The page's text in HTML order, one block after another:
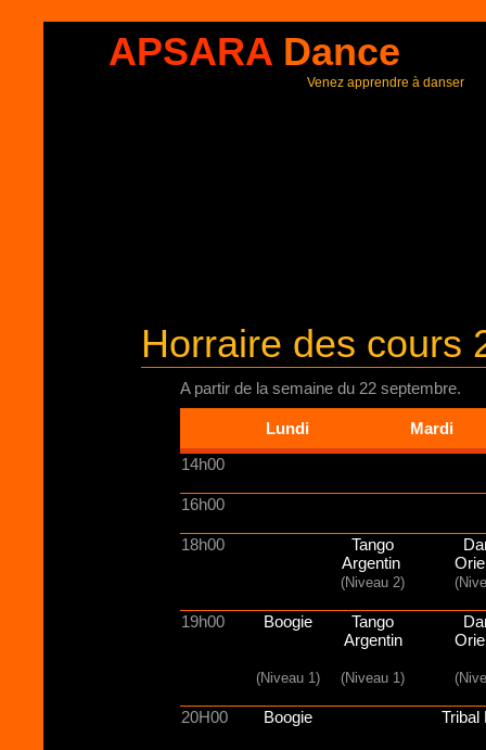
APSARA Dance
Venez apprendre à danser
Horraire des cours
A partir de la semaine du 22 septembre.
Lundi
Mardi
14h00
16h00
18h00
Tango
Argentin
(Niveau 2)
19h00 Boogie
(Niveau 1)
Tango
Argentin
(Niveau 1)
20H00 Boogie Tribal